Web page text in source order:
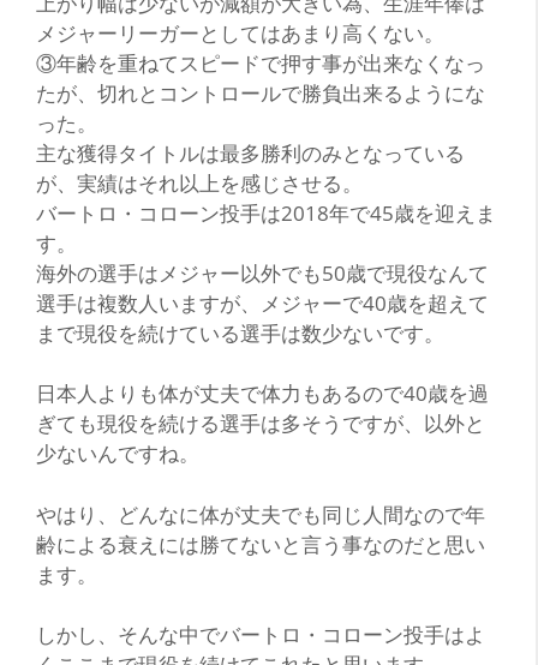
メジャーリーガーとしてはあまり高くない。
③年齢を重ねてスピードで押す事が出来なくなっ
たが、切れとコントロールで勝負出来るようにな
った。
主な獲得タイトルは最多勝利のみとなっている
が、実績はそれ以上を感じさせる。
バートロ・コローン投手は2018年で45歳を迎えま
す。
海外の選手はメジャー以外でも50歳で現役なんて
選手は複数人いますが、メジャーで40歳を超えて
まで現役を続けている選手は数少ないです。
日本人よりも体が丈夫で体力もあるので40歳を過
ぎても現役を続ける選手は多そうですが、以外と
少ないんですね。
やはり、どんなに体が丈夫でも同じ人間なので年
齢による衰えには勝てないと言う事なのだと思い
ます。
しかし、そんな中でバートロ・コローン投手はよ